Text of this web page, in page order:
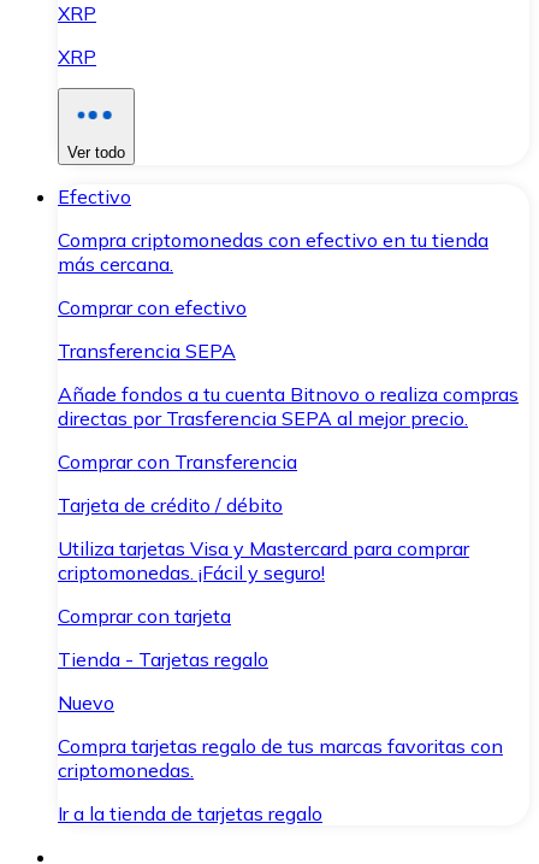
XRP
XRP
Ver todo
Efectivo
Compra criptomonedas con efectivo en tu tienda
más cercana.
Comprar con efectivo
Transferencia SEPA
Añade fondos a tu cuenta Bitnovo o realiza compras
directas por Trasferencia SEPA al mejor precio.
Comprar con Transferencia
Tarjeta de crédito / débito
Utiliza tarjetas Visa y Mastercard para comprar
criptomonedas. ¡Fácil y seguro!
Comprar con tarjeta
Tienda - Tarjetas regalo
Nuevo
Compra tarjetas regalo de tus marcas favoritas con
criptomonedas.
Ir a la tienda de tarjetas regalo